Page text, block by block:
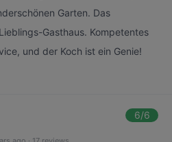
Garten. Das
Gasthaus. Kompetentes
und der Koch ist ein Genie!
6/6